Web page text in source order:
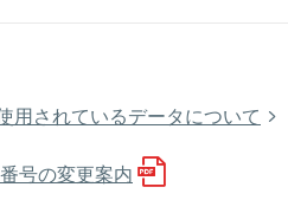
用されているデータについて
号の変更案内